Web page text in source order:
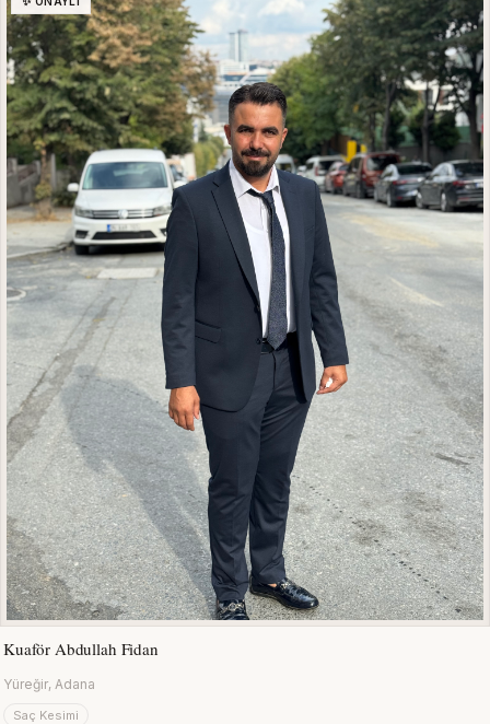
Kuaför Abdullah Fidan
Yüreğir, Adana
Saç Kesimi